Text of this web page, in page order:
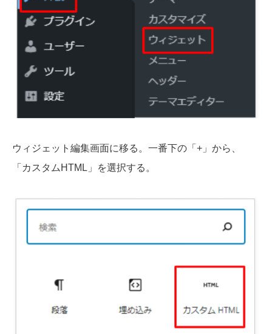
ウィジェット編集画面に移る。一番下の「+」から、
「カスタムHTML」を選択する。